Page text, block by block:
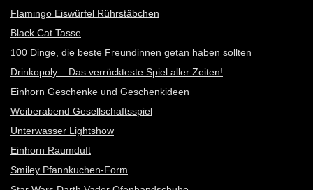
Flamingo Eiswürfel Rührstäbchen
Black Cat Tasse
100 Dinge, die beste Freundinnen getan haben sollten
Drinkopoly – Das verrückteste Spiel aller Zeiten!
Einhorn Geschenke und Geschenkideen
Weiberabend Gesellschaftsspiel
Unterwasser Lightshow
Einhorn Raumduft
Smiley Pfannkuchen-Form